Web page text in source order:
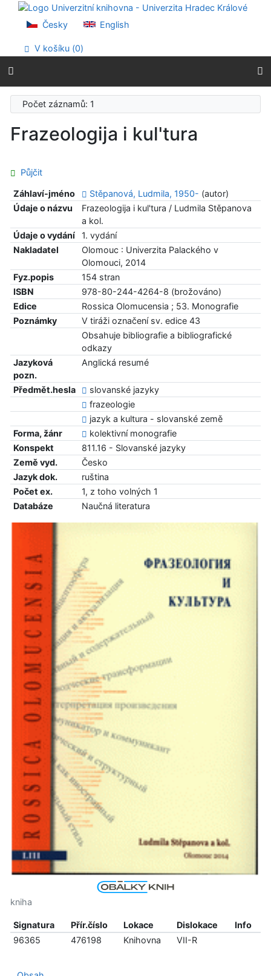
Přejít na obsah
Přejít na menu
Prohlášení o webové přístupnosti
Česky English
V košíku (0)
Počet záznamů: 1
Frazeologija i kul'tura
Půjčit
Záhlaví-jméno Stěpanová, Ludmila, 1950- (autor)
Údaje o názvu
Frazeologija i kul'tura / Ludmila Stěpanova
a kol.
Údaje o vydání
1. vydání
Nakladatel
Olomouc : Univerzita Palackého v
Olomouci, 2014
Fyz.popis
154 stran
ISBN
978-80-244-4264-8 (brožováno)
Edice
Rossica Olomucensia ; 53. Monografie
Poznámky
V tiráži označení sv. edice 43
Obsahuje bibliografie a bibliografické
odkazy
Jazyková
pozn.
Anglická resumé
Předmět.hesla
slovanské jazyky
frazeologie
jazyk a kultura - slovanské země
Forma, žánr
kolektivní monografie
Konspekt
811.16 - Slovanské jazyky
Země vyd.
Česko
Jazyk dok.
ruština
Počet ex.
1, z toho volných 1
Databáze
Naučná literatura
kniha
Signatura Přír.číslo Lokace Dislokace
Info
96365
476198 Knihovna VII-R